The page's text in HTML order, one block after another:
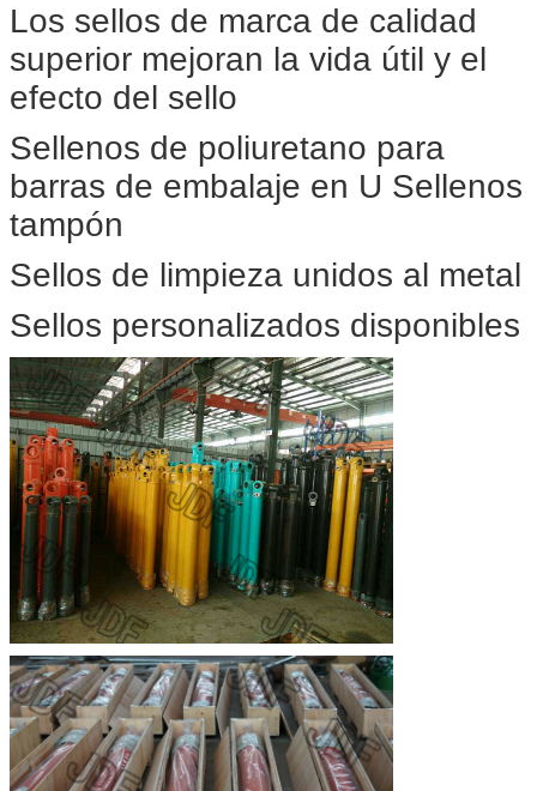
Los sellos de marca de calidad
superior mejoran la vida útil y el
efecto del sello
Sellenos de poliuretano para
barras de embalaje en U Sellenos
tampón
Sellos de limpieza unidos al metal
Sellos personalizados disponibles